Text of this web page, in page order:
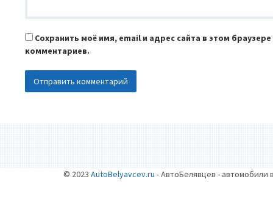
Сохранить моё имя, email и адрес сайта в этом
комментариев.
© 2023 AutoBelyavcev.ru - АвтоБелявцев - автомобили